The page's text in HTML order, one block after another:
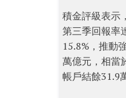
積金評級表示
第三季回報率
15.8%，推動
萬億元，相當
帳戶結餘31.9